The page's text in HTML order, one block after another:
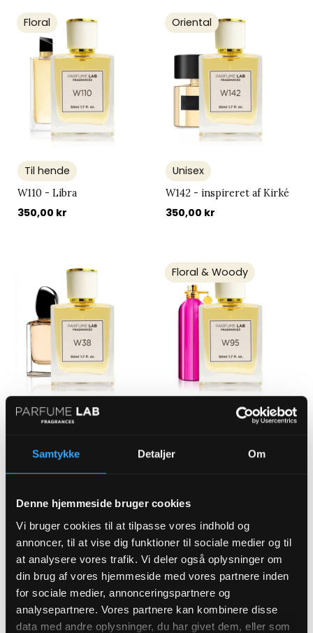
Samtykke Detaljer Om
Denne hjemmeside bruger cookies
Vi bruger cookies til at tilpasse vores indhold og
annoncer, til at vise dig funktioner til sociale medier og til
at analysere vores trafik. Vi deler også oplysninger om
din brug af vores hjemmeside med vores partnere inden
for sociale medier, annonceringspartnere og
analysepartnere. Vores partnere kan kombinere disse
data med andre oplysninger, du har givet dem, eller som
Floral
Til hende
W110 - Libra
350,00 kr
Oriental
Unisex
W142 - inspireret af Kirké
350,00 kr
W38 - Sía
Floral & Woody
Musk
Floral Floral & Oriental